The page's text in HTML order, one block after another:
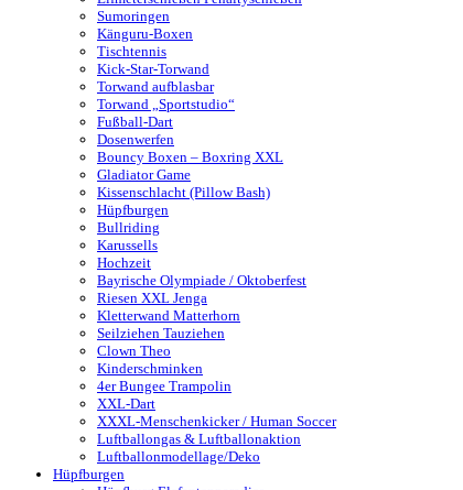
Sumoringen
Känguru-Boxen
Tischtennis
Kick-Star-Torwand
Torwand aufblasbar
Torwand „Sportstudio“
Fußball-Dart
Dosenwerfen
Bouncy Boxen – Boxring XXL
Gladiator Game
Kissenschlacht (Pillow Bash)
Hüpfburgen
Bullriding
Karussells
Hochzeit
Bayrische Olympiade / Oktoberfest
Riesen XXL Jenga
Kletterwand Matterhorn
Seilziehen Tauziehen
Clown Theo
Kinderschminken
4er Bungee Trampolin
XXL-Dart
XXXL-Menschenkicker / Human Soccer
Luftballongas & Luftballonaktion
Luftballonmodellage/Deko
Hüpfburgen